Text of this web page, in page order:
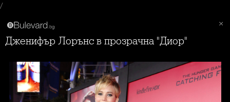
/
Дженифър Лорънс в прозрачна "Диор"